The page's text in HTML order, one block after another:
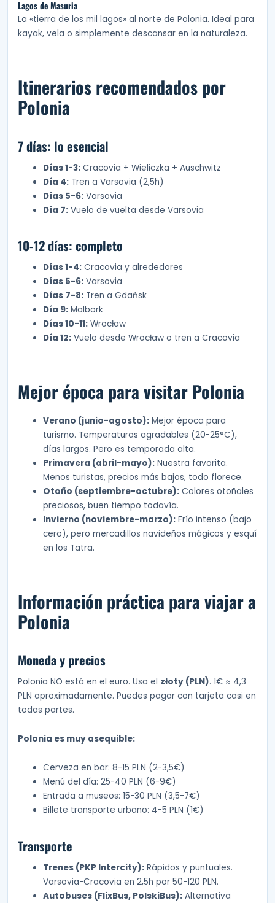
Lagos de Masuria
La «tierra de los mil lagos» al norte de Polonia. Ideal para
kayak, vela o simplemente descansar en la naturaleza.
Itinerarios recomendados por
Polonia
7 días: lo esencial
Días 1-3: Cracovia + Wieliczka + Auschwitz
Día 4: Tren a Varsovia (2,5h)
Días 5-6: Varsovia
Día 7: Vuelo de vuelta desde Varsovia
10-12 días: completo
Días 1-4: Cracovia y alrededores
Días 5-6: Varsovia
Días 7-8: Tren a Gdańsk
Día 9: Malbork
Días 10-11: Wrocław
Día 12: Vuelo desde Wrocław o tren a Cracovia
Mejor época para visitar Polonia
Verano (junio-agosto): Mejor época para
turismo. Temperaturas agradables (20-25°C),
días largos. Pero es temporada alta.
Primavera (abril-mayo): Nuestra favorita.
Menos turistas, precios más bajos, todo florece.
Otoño (septiembre-octubre): Colores otoñales
preciosos, buen tiempo todavía.
Invierno (noviembre-marzo): Frío intenso (bajo
cero), pero mercadillos navideños mágicos y esquí
en los Tatra.
Información práctica para viajar a
Polonia
Moneda y precios
Polonia NO está en el euro. Usa el złoty (PLN). 1€ ≈ 4,3
PLN aproximadamente. Puedes pagar con tarjeta casi en
todas partes.
Polonia es muy asequible:
Cerveza en bar: 8-15 PLN (2-3,5€)
Menú del día: 25-40 PLN (6-9€)
Entrada a museos: 15-30 PLN (3,5-7€)
Billete transporte urbano: 4-5 PLN (1€)
Transporte
Trenes (PKP Intercity): Rápidos y puntuales.
Varsovia-Cracovia en 2,5h por 50-120 PLN.
Autobuses (FlixBus, PolskiBus): Alternativa